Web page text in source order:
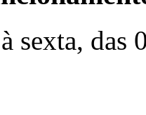
sexta, das